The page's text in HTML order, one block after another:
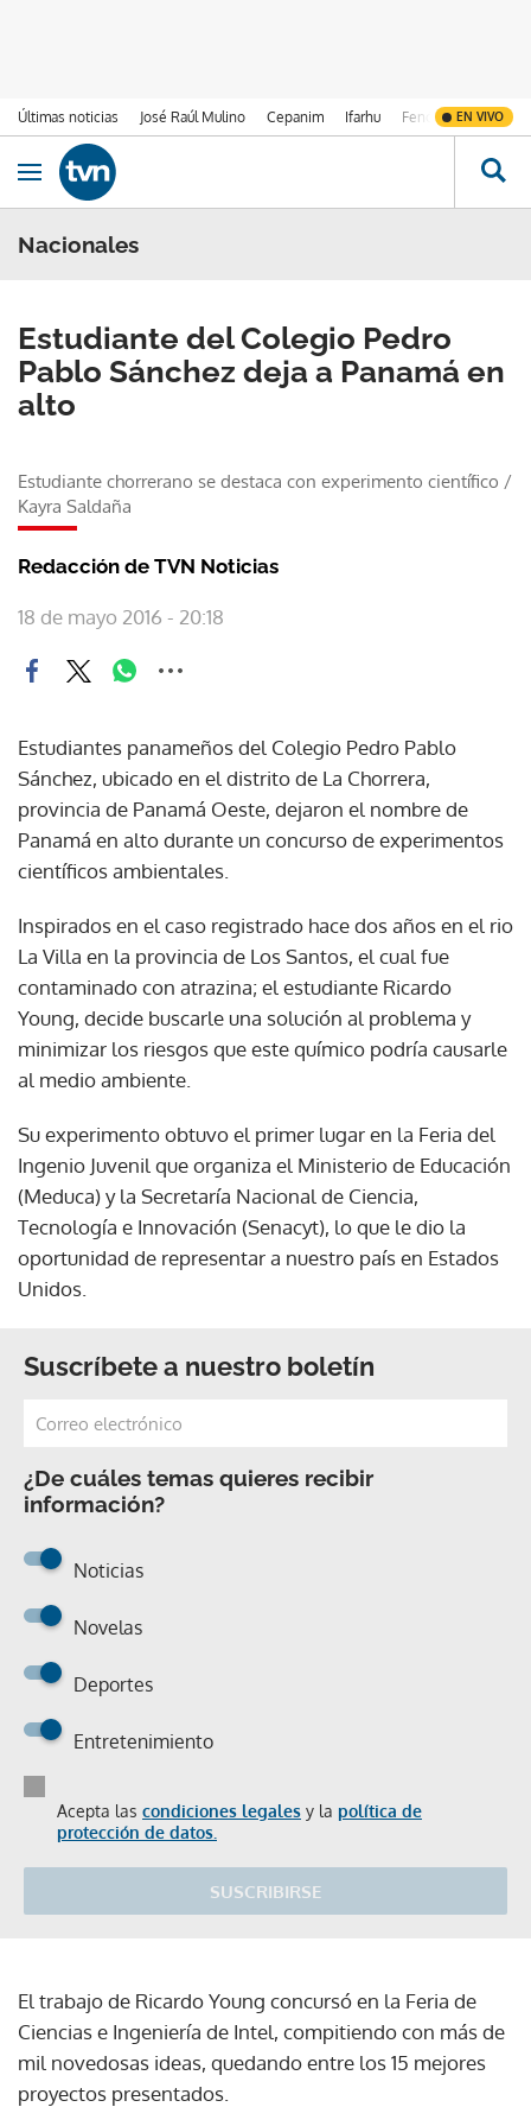
Últimas noticias José Raúl Mulino Cepanim Ifarhu Fenómeno de El
EN VIVO
Ir al contenido
Obrir navegació
Nacionales
Estudiante del Colegio Pedro
Pablo Sánchez deja a Panamá en
alto
Estudiante chorrerano se destaca con experimento científico /
Kayra Saldaña
Redacción de TVN Noticias
18 de mayo 2016 - 20:18
Estudiantes panameños del Colegio Pedro Pablo
Sánchez, ubicado en el distrito de La Chorrera,
provincia de Panamá Oeste, dejaron el nombre de
Panamá en alto durante un concurso de experimentos
científicos ambientales.
Inspirados en el caso registrado hace dos años en el rio
La Villa en la provincia de Los Santos, el cual fue
contaminado con atrazina; el estudiante Ricardo
Young, decide buscarle una solución al problema y
minimizar los riesgos que este químico podría causarle
al medio ambiente.
Su experimento obtuvo el primer lugar en la Feria del
Ingenio Juvenil que organiza el Ministerio de Educación
(Meduca) y la Secretaría Nacional de Ciencia,
Tecnología e Innovación (Senacyt), lo que le dio la
oportunidad de representar a nuestro país en Estados
Unidos.
Suscríbete a nuestro boletín
¿De cuáles temas quieres recibir
información?
Noticias
Novelas
Deportes
Entretenimiento
Acepta las condiciones legales y la política de
protección de datos.
SUSCRIBIRSE
El trabajo de Ricardo Young concursó en la Feria de
Ciencias e Ingeniería de Intel, compitiendo con más de
mil novedosas ideas, quedando entre los 15 mejores
proyectos presentados.